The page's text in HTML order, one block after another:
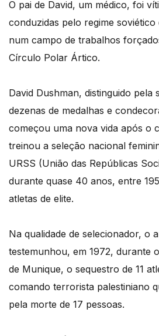
O pai de David, um médico, foi
conduzidas pelo regime
num campo de trabalhos
Círculo Polar Ártico.
David Dushman, distinguido pela
dezenas de medalhas e
começou uma nova vida após o
treinou a seleção nacional
URSS (União das Repúblicas
durante quase 40 anos, entre
atletas de elite.
Na qualidade de selecionador, o
testemunhou, em 1972, durante
de Munique, o sequestro de 11
comando terrorista palestiniano
pela morte de 17 pessoas.